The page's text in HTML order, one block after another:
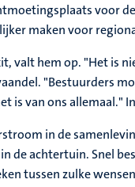
voor
maken voor
valt hem op. "Het is
"Bestuurders
is van ons
in de
de achtertuin. Snel
tussen zulke